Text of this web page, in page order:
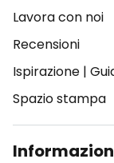
Lavora con noi
Recensioni
Ispirazione |
Spazio stampa